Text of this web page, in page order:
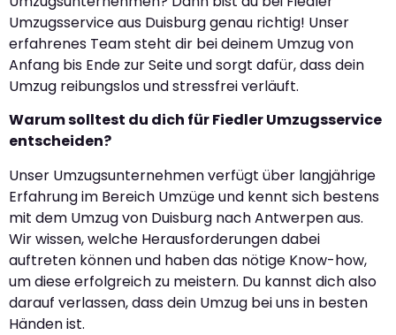
Umzugsservice aus Duisburg genau richtig! Unser
erfahrenes Team steht dir bei deinem Umzug von
Anfang bis Ende zur Seite und sorgt dafür, dass dein
Umzug reibungslos und stressfrei verläuft.
Warum solltest du dich für Fiedler Umzugsservice
entscheiden?
Unser Umzugsunternehmen verfügt über langjährige
Erfahrung im Bereich Umzüge und kennt sich bestens
mit dem Umzug von Duisburg nach Antwerpen aus.
Wir wissen, welche Herausforderungen dabei
auftreten können und haben das nötige Know-how,
um diese erfolgreich zu meistern. Du kannst dich also
darauf verlassen, dass dein Umzug bei uns in besten
Händen ist.